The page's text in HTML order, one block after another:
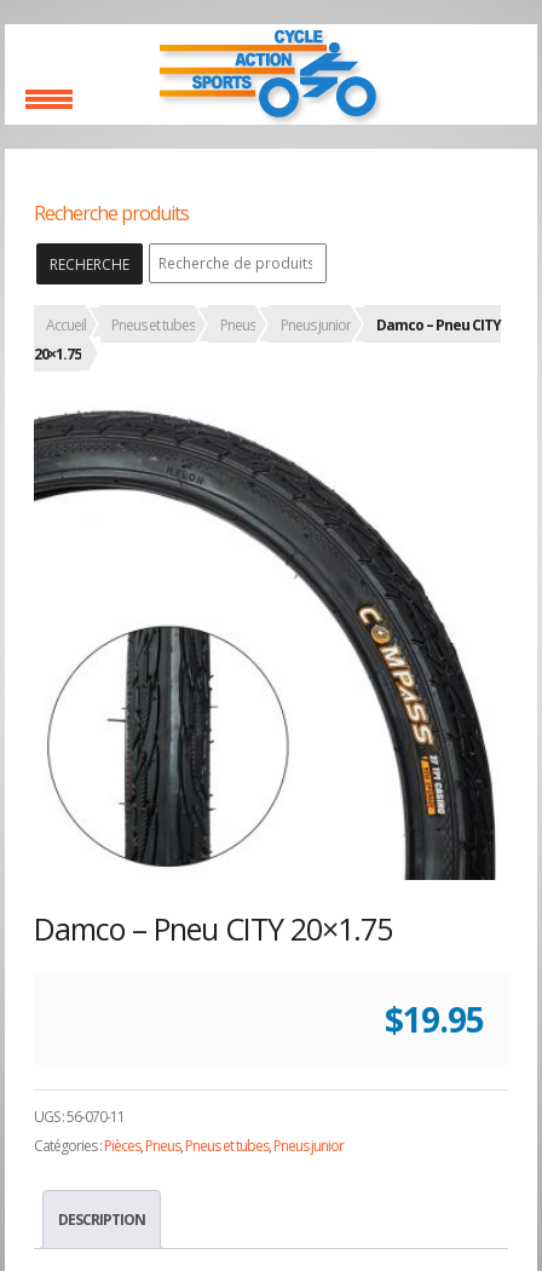
Recherche produits
RECHERCHE
Accueil Pneus et tubes Pneus Pneus junior
Damco – Pneu CITY
20×1.75
Damco – Pneu CITY 20×1.75
$19.95
UGS :56-070-11
Catégories :Pièces,Pneus,Pneus et tubes,Pneus junior
DESCRIPTION